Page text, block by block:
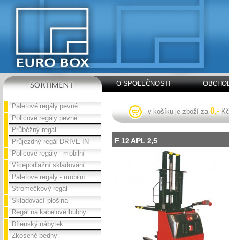
O SPOLEČNOSTI
Paletové regály pevné
Policové regály pevné
Průběžný regál
Průjezdný regál DRIVE IN
Policové regály - mobilní
Vícepodlažní skladování
Paletové regály - mobilní
Stromečkový regál
Skladovací plošina
Regál na kabelové bubny
Dílenský nábytek
Zkosené bedny
v košíku je zboží za 0,- Kč
F 12 APL 2,5